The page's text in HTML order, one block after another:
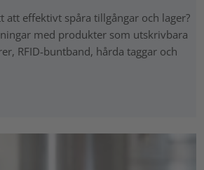
att effektivt spåra tillgångar och lager?
med produkter som utskrivbara
RFID-buntband, hårda taggar och